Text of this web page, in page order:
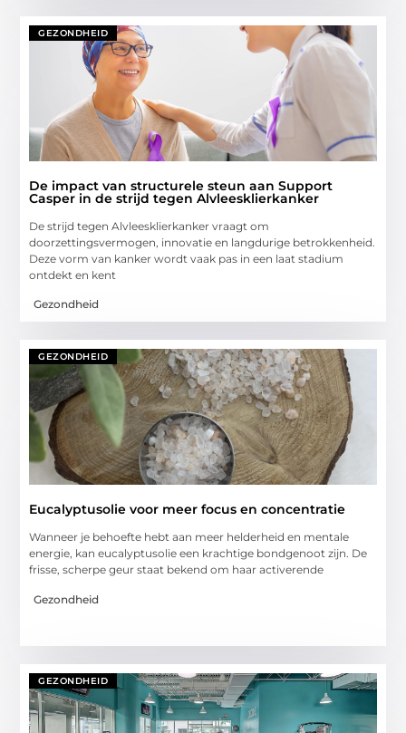
GEZONDHEID
De impact van structurele steun aan Support
Casper in de strijd tegen Alvleesklierkanker
De strijd tegen Alvleesklierkanker vraagt om
doorzettingsvermogen, innovatie en langdurige betrokkenheid.
Deze vorm van kanker wordt vaak pas in een laat stadium
ontdekt en kent
Gezondheid
GEZONDHEID
Eucalyptusolie voor meer focus en concentratie
Wanneer je behoefte hebt aan meer helderheid en mentale
energie, kan eucalyptusolie een krachtige bondgenoot zijn. De
frisse, scherpe geur staat bekend om haar activerende
Gezondheid
GEZONDHEID